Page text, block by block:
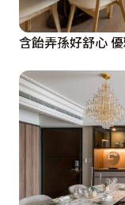
含飴弄孫好舒心